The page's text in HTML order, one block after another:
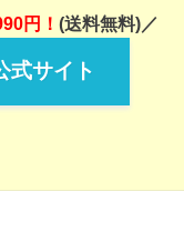
円！ (送料無料)／
式サイト